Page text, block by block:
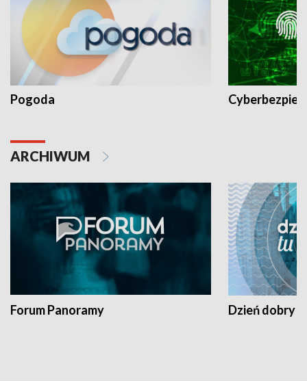
Pogoda
ARCHIWUM
Forum Panoramy Dzień dobry